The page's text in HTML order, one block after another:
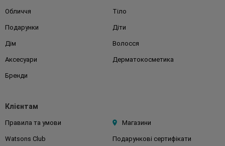
Обличчя Тіло
Подарунки Діти
Дім Волосся
Аксесуари Дерматокосметика
Бренди
Клієнтам
Правила та умови Магазини
Watsons Club Подарункові сертифікати